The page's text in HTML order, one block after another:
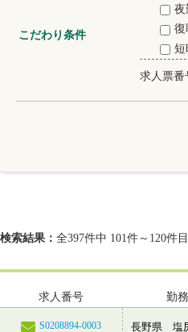
こだわり条件
夜
復
短
求人票番
検索結果： 全397件中 101件～120件
求人番号 勤
S0208894-0003 長野県 塩